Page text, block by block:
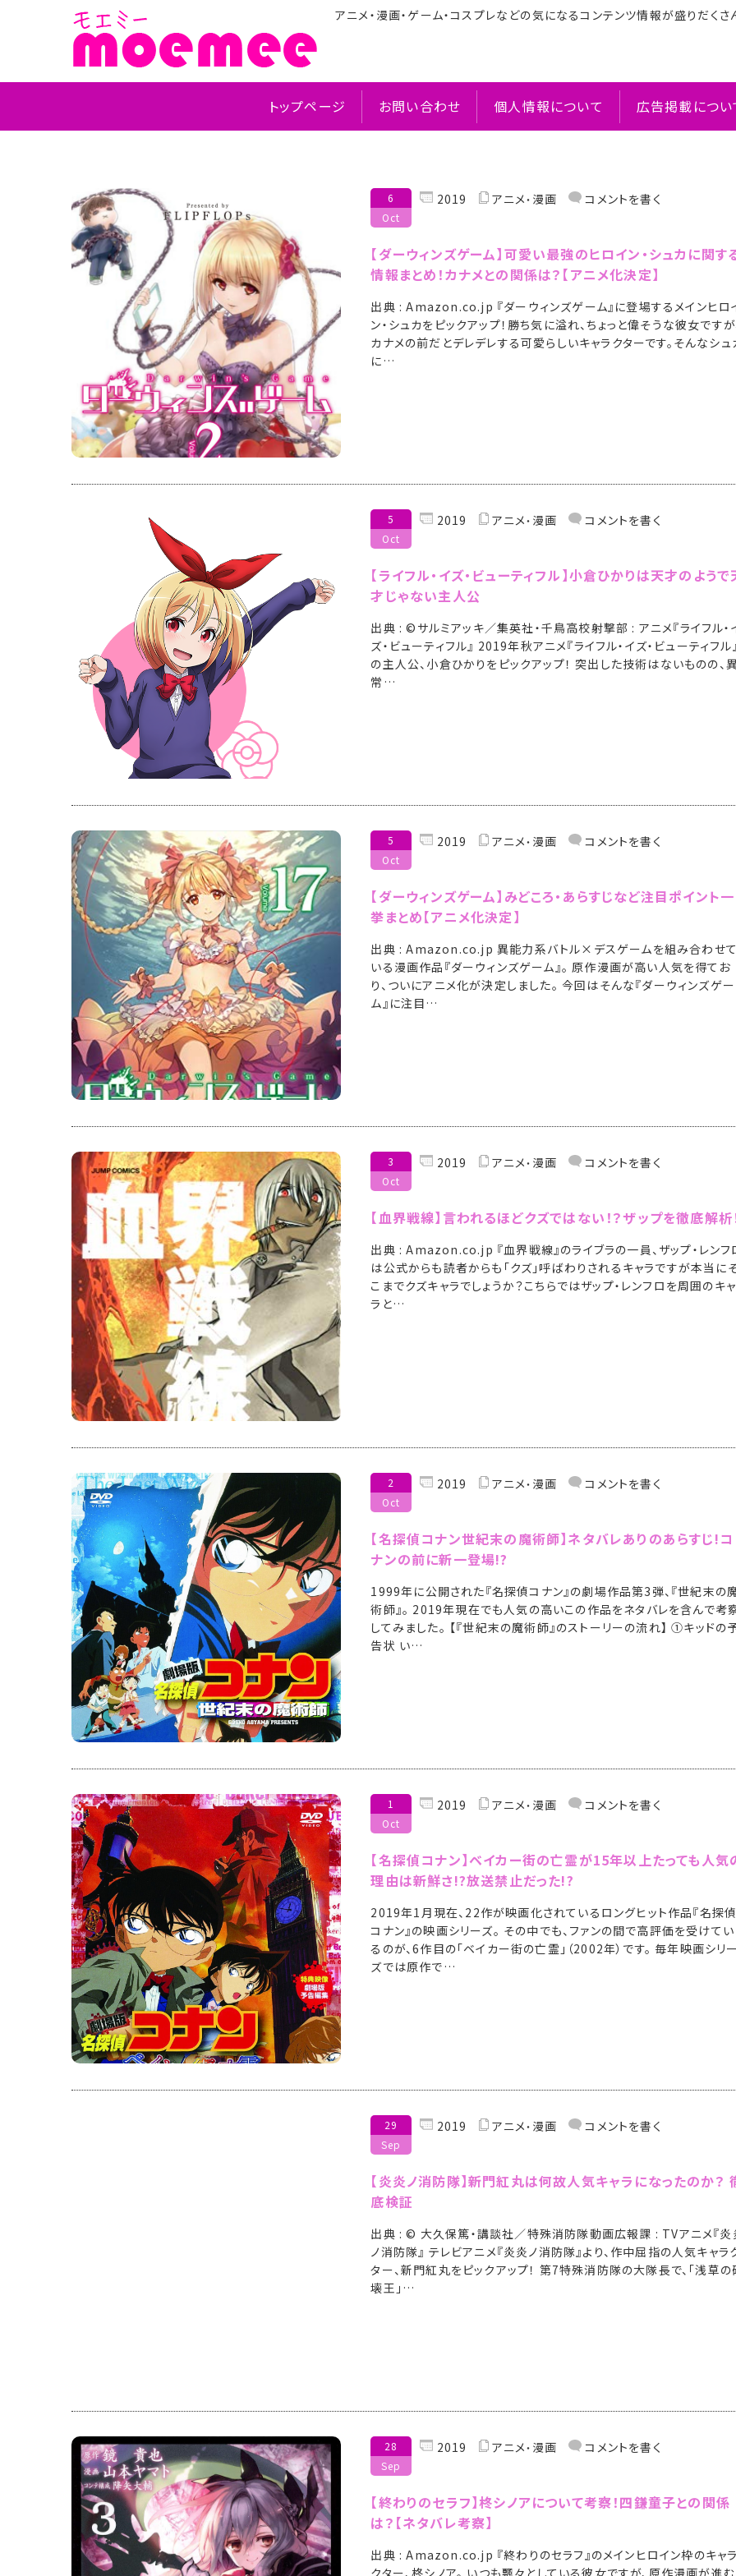
アニメ・漫画・ゲーム・コスプレなどの気になるコンテンツ情報が盛りだくさ
トップページ お問い合わせ 個人情報について 広告掲載につい
6
Oct
2019 アニメ 漫画 コメントを書く
【ダーウィンズゲーム】可愛い最強のヒロイン・シュカに関す
情報まとめ！カナメとの関係は？【アニメ化決定】
出典 : Amazon.co.jp 『ダーウィンズゲーム』に登場するメインヒロ
ン・シュカをピックアップ！勝ち気に溢れ、ちょっと偉そうな彼女ですが
カナメの前だとデレデレする可愛らしいキャラクターです。そんなシュ
に…
5
Oct
2019 アニメ 漫画 コメントを書く
【ライフル・イズ・ビューティフル】小倉ひかりは天才のようで
才じゃない主人公
出典 : ©サルミアッキ／集英社・千鳥高校射撃部 : アニメ『ライフル・
ズ・ビューティフル』 2019年秋アニメ『ライフル・イズ・ビューティフル
の主人公、小倉ひかりをピックアップ！ 突出した技術はないものの、
常…
5
Oct
2019 アニメ 漫画 コメントを書く
【ダーウィンズゲーム】みどころ・あらすじなど注目ポイント一
挙まとめ【アニメ化決定】
出典 : Amazon.co.jp 異能力系バトル×デスゲームを組み合わせて
いる漫画作品『ダーウィンズゲーム』。 原作漫画が高い人気を得てお
り、ついにアニメ化が決定しました。 今回はそんな『ダーウィンズゲー
ム』に注目…
3
Oct
2019 アニメ 漫画 コメントを書く
【血界戦線】言われるほどクズではない！？ザップを徹底解析
出典 : Amazon.co.jp 『血界戦線』のライブラの一員、ザップ・レンフ
は公式からも読者からも「クズ」呼ばわりされるキャラですが本当に
こまでクズキャラでしょうか？こちらではザップ・レンフロを周囲のキャ
ラと…
2
Oct
2019 アニメ 漫画 コメントを書く
【名探偵コナン世紀末の魔術師】ネタバレありのあらすじ!コ
ナンの前に新一登場!?
1999年に公開された『名探偵コナン』の劇場作品第3弾、『世紀末の
術師』。 2019年現在でも人気の高いこの作品をネタバレを含んで考
してみました。 【『世紀末の魔術師』のストーリーの流れ】 ①キッドの
告状 い…
1
Oct
2019 アニメ 漫画 コメントを書く
【名探偵コナン】ベイカー街の亡霊が15年以上たっても人気
理由は新鮮さ!?放送禁止だった!?
2019年1月現在、22作が映画化されているロングヒット作品『名探偵
コナン』の映画シリーズ。 その中でも、ファンの間で高評価を受けてい
るのが、6作目の「ベイカー街の亡霊」（2002年）です。 毎年映画シリー
ズでは原作で…
29
Sep
2019 アニメ 漫画 コメントを書く
【炎炎ノ消防隊】新門紅丸は何故人気キャラになったのか？
底検証
出典 : © 大久保篤・講談社／特殊消防隊動画広報課 : TVアニメ『炎
ノ消防隊』 テレビアニメ『炎炎ノ消防隊』より、作中屈指の人気キャラ
ター、新門紅丸をピックアップ！ 第7特殊消防隊の大隊長で、「浅草の
壊王」…
28
Sep
2019 アニメ 漫画 コメントを書く
【終わりのセラフ】柊シノアについて考察！四鎌童子との関係
は？【ネタバレ考察】
出典 : Amazon.co.jp 『終わりのセラフ』のメインヒロイン枠のキャラ
クター、柊シノア。 いつも飄々としている彼女ですが、原作漫画が進む